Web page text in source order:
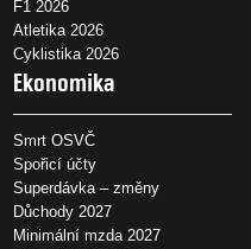
F1 2026
Atletika 2026
Cyklistika 2026
Ekonomika
Smrt OSVČ
Spořicí účty
Superdávka – změny
Důchody 2027
Minimální mzda 2027